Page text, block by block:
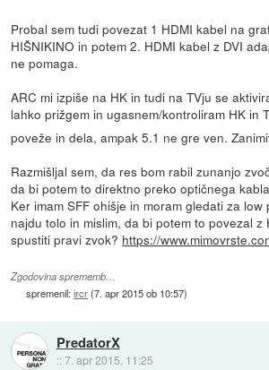
Probal sem tudi povezat 1 HDMI kabel na
HIŠNIKINO in potem 2. HDMI kabel z DVI
ne pomaga.
ARC mi izpiše na HK in tudi na TVju se
lahko prižgem in ugasnem/kontroliram HK in
poveže in dela, ampak 5.1 ne gre ven.
Razmišljal sem, da res bom rabil zunanjo
da bi potem to direktno preko optičnega
Ker imam SFF ohišje in moram gledati za
najdu tolo in mislim, da bi potem to povezal z
spustiti pravi zvok? https://
Zgodovina sprememb…
spremenil:ircr(7. apr 2015 ob 10:57)
PredatorX
::7. apr 2015, 11:25